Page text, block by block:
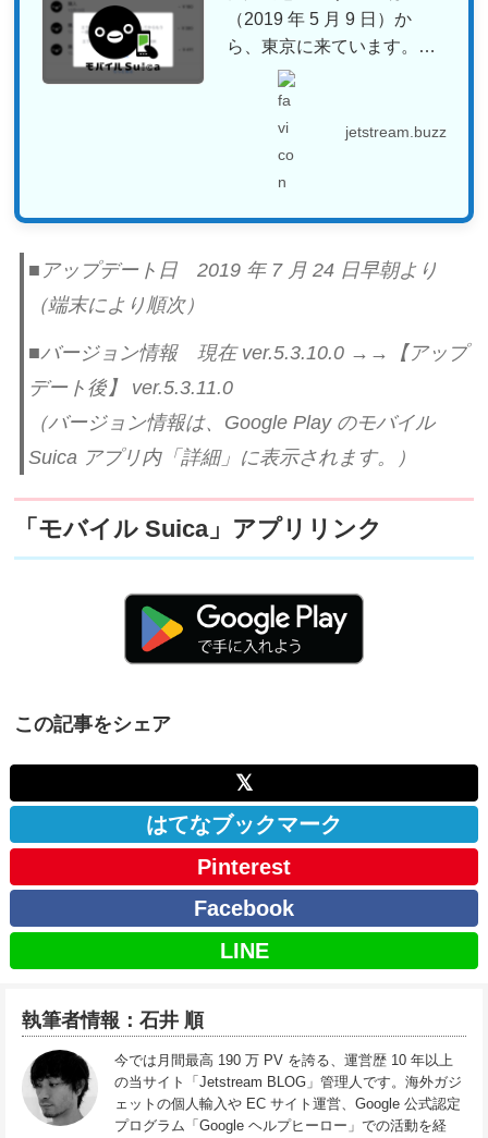
（2019 年 5 月 9 日）か
ら、東京に来ています。滞
在期間は、12 ...
jetstream.buzz
■アップデート日 2019 年 7 月 24 日早朝より
（端末により順次）
■バージョン情報 現在 ver.5.3.10.0 →→【アップ
デート後】 ver.5.3.11.0
（バージョン情報は、Google Play のモバイル
Suica アプリ内「詳細」に表示されます。）
「モバイル Suica」アプリリンク
この記事をシェア
𝕏
はてなブックマーク
Pinterest
Facebook
LINE
執筆者情報：石井 順
今では月間最高 190 万 PV を誇る、運営歴 10 年以上
の当サイト「Jetstream BLOG」管理人です。海外ガジ
ェットの個人輸入や EC サイト運営、Google 公式認定
プログラム「Google ヘルプヒーロー」での活動を経